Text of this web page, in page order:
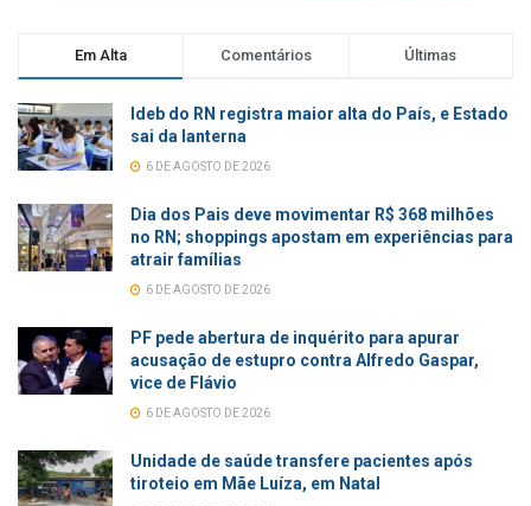
Em Alta Comentários Últimas
Ideb do RN registra maior alta do País, e Estado
sai da lanterna
6 DE AGOSTO DE 2026
Dia dos Pais deve movimentar R$ 368 milhões
no RN; shoppings apostam em experiências para
atrair famílias
6 DE AGOSTO DE 2026
PF pede abertura de inquérito para apurar
acusação de estupro contra Alfredo Gaspar,
vice de Flávio
6 DE AGOSTO DE 2026
Unidade de saúde transfere pacientes após
tiroteio em Mãe Luíza, em Natal